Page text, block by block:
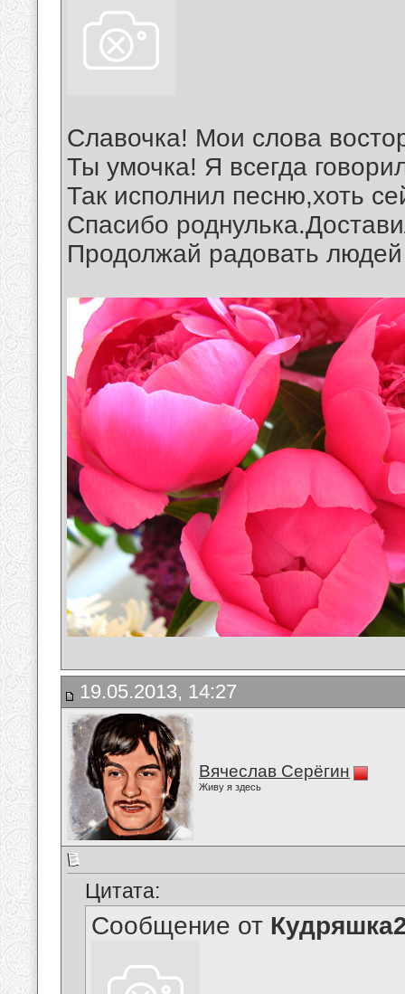
Славочка! Мои слова
Ты умочка! Я всегда
Так исполнил песню,хоть
Спасибо
Продолжай радовать
19.05.2013, 14:27
Вячеслав Серёгин
Живу я здесь
Цитата:
Сообщение от